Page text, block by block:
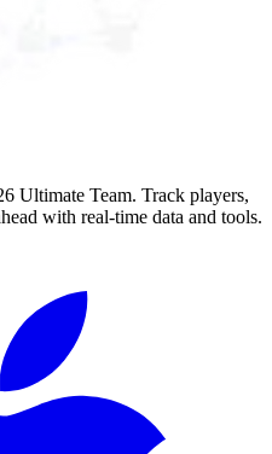
Ultimate Team. Track players,
with real-time data and tools.